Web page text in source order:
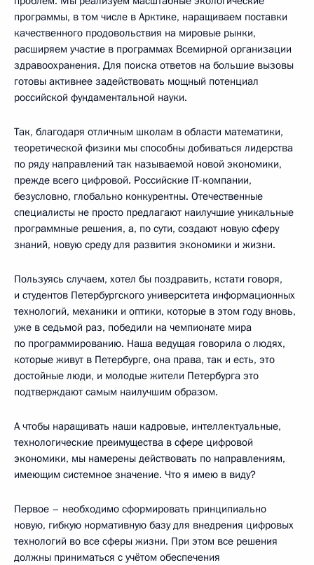
программы, в том числе в Арктике, наращиваем поставки
качественного продовольствия на мировые рынки,
расширяем участие в программах Всемирной организации
здравоохранения. Для поиска ответов на большие вызовы
готовы активнее задействовать мощный потенциал
российской фундаментальной науки.
Так, благодаря отличным школам в области математики,
теоретической физики мы способны добиваться лидерства
по ряду направлений так называемой новой экономики,
прежде всего цифровой. Российские IT-компании,
безусловно, глобально конкурентны. Отечественные
специалисты не просто предлагают наилучшие уникальные
программные решения, а, по сути, создают новую сферу
знаний, новую среду для развития экономики и жизни.
Пользуясь случаем, хотел бы поздравить, кстати говоря,
и студентов Петербургского университета информационных
технологий, механики и оптики, которые в этом году вновь,
уже в седьмой раз, победили на чемпионате мира
по программированию. Наша ведущая говорила о людях,
которые живут в Петербурге, она права, так и есть, это
достойные люди, и молодые жители Петербурга это
подтверждают самым наилучшим образом.
А чтобы наращивать наши кадровые, интеллектуальные,
технологические преимущества в сфере цифровой
экономики, мы намерены действовать по направлениям,
имеющим системное значение. Что я имею в виду?
Первое – необходимо сформировать принципиально
новую, гибкую нормативную базу для внедрения цифровых
технологий во все сферы жизни. При этом все решения
должны приниматься с учётом обеспечения